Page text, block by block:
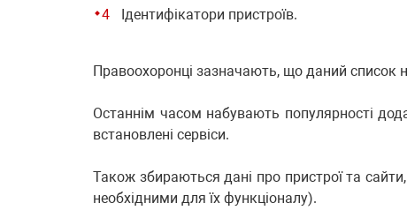
Ідентифікатори пристроїв.
Правоохоронці зазначають, що даний список
Останнім часом набувають популярності
встановлені сервіси.
Також збираються дані про пристрої та
необхідними для їх функціоналу).